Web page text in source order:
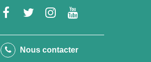
Lien
le
Lien
le
Lien
le
Nous contacter